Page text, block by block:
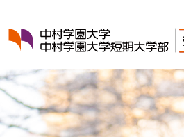
中村学園大学・中村学園大学短期大学